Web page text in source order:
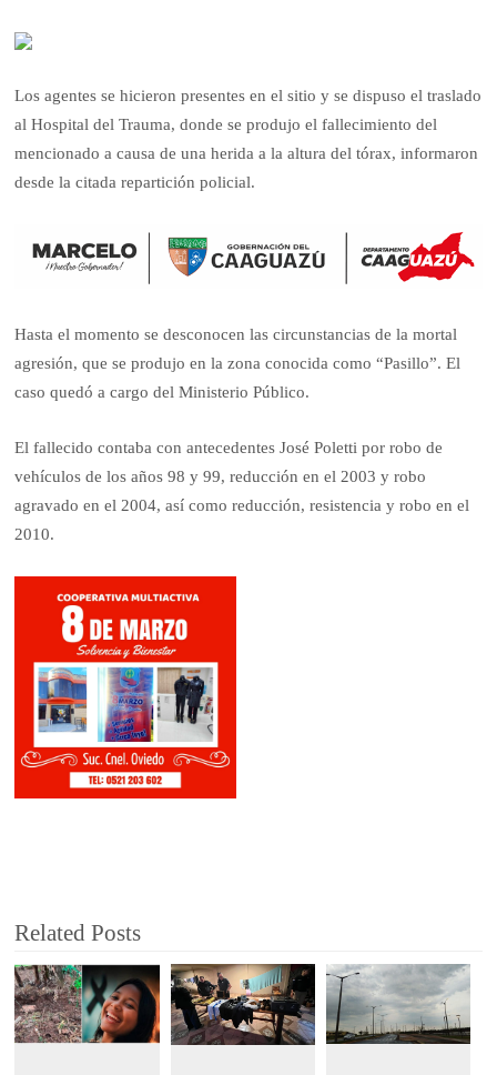
Los agentes se hicieron presentes en el sitio y se dispuso el traslado
al Hospital del Trauma, donde se produjo el fallecimiento del
mencionado a causa de una herida a la altura del tórax, informaron
desde la citada repartición policial.
Hasta el momento se desconocen las circunstancias de la mortal
agresión, que se produjo en la zona conocida como “Pasillo”. El
caso quedó a cargo del Ministerio Público.
El fallecido contaba con antecedentes José Poletti por robo de
vehículos de los años 98 y 99, reducción en el 2003 y robo
agravado en el 2004, así como reducción, resistencia y robo en el
2010.
Related Posts